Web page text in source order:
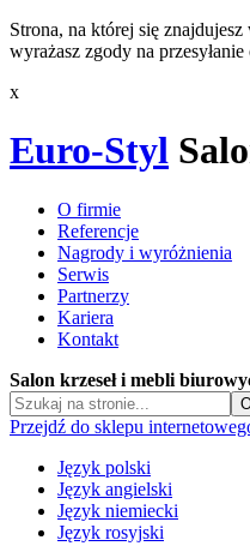
Strona, na której się
wyrażasz zgody na
x
Euro-Styl
O firmie
Referencje
Nagrody i wyróżnienia
Serwis
Partnerzy
Kariera
Kontakt
Salon krzeseł i mebli
Przejdź do sklepu
Język polski
Język angielski
Język niemiecki
Język rosyjski